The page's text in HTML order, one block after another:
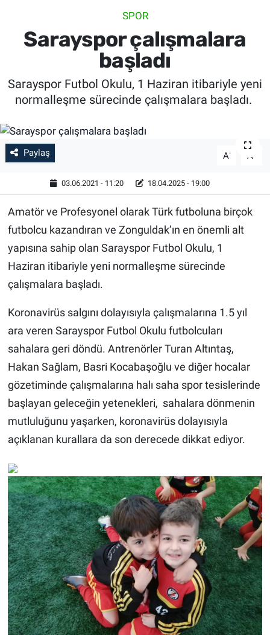
SPOR
Sarayspor çalışmalara
başladı
Sarayspor Futbol Okulu, 1 Haziran itibariyle yeni
normalleşme sürecinde çalışmalara başladı.
Paylaş A- A
03.06.2021 - 11:20 18.04.2025 - 19:00
Amatör ve Profesyonel olarak Türk futboluna birçok
futbolcu kazandıran ve Zonguldak’ın en önemli alt
yapısına sahip olan Sarayspor Futbol Okulu, 1
Haziran itibariyle yeni normalleşme sürecinde
çalışmalara başladı.
Koronavirüs salgını dolayısıyla çalışmalarına 1.5 yıl
ara veren Sarayspor Futbol Okulu futbolcuları
sahalara geri döndü. Antrenörler Turan Altıntaş,
Hakan Sağlam, Basri Kocabaşoğlu ve diğer hocalar
gözetiminde çalışmalarına halı saha spor tesislerinde
başlayan geleceğin yetenekleri, sahalara dönmenin
mutluluğunu yaşarken, koronavirüs dolayısıyla
açıklanan kurallara da son derecede dikkat ediyor.
SAĞLIK